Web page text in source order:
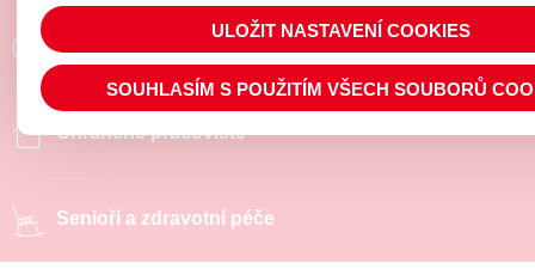
Poradíme a pomůžeme
Chráněné pracoviště
Senioři a zdravotní péče
ULOŽIT NASTAVENÍ COOKIES
SOUHLASÍM S POUŽITÍM VŠECH SOUBORŮ